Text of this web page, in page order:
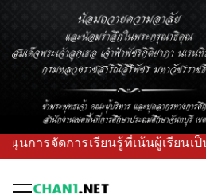
ารเรียนรู้ที่เน้นผู้เรียนเ